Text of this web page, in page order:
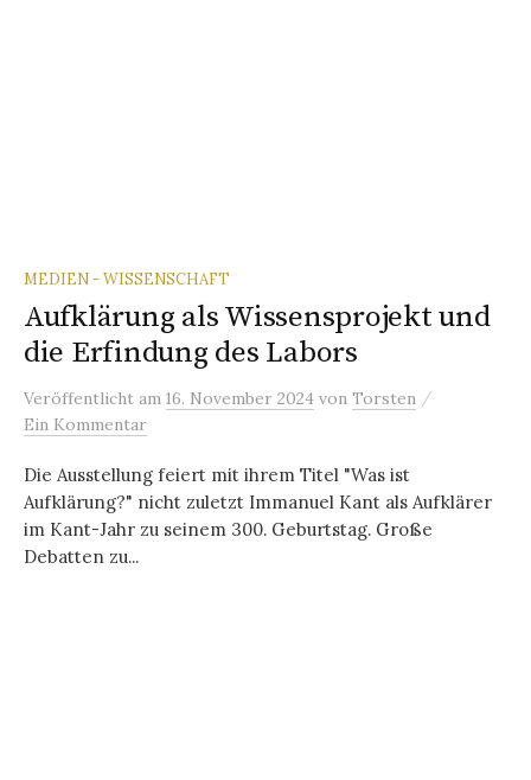
MEDIEN - WISSENSCHAFT
Aufklärung als Wissensprojekt und
die Erfindung des Labors
Veröffentlicht am 16. November 2024 von Torsten /
Ein Kommentar
Die Ausstellung feiert mit ihrem Titel "Was ist
Aufklärung?" nicht zuletzt Immanuel Kant als Aufklärer
im Kant-Jahr zu seinem 300. Geburtstag. Große
Debatten zu...